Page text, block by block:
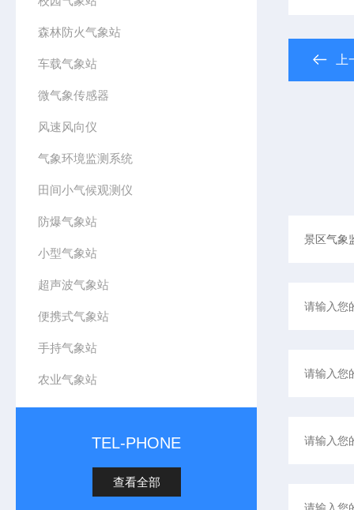
森林防火气象站
车载气象站
微气象传感器
风速风向仪
气象环境监测系统
田间小气候观测仪
防爆气象站
小型气象站
超声波气象站
便携式气象站
手持气象站
农业气象站
TEL-PHONE
查看全部